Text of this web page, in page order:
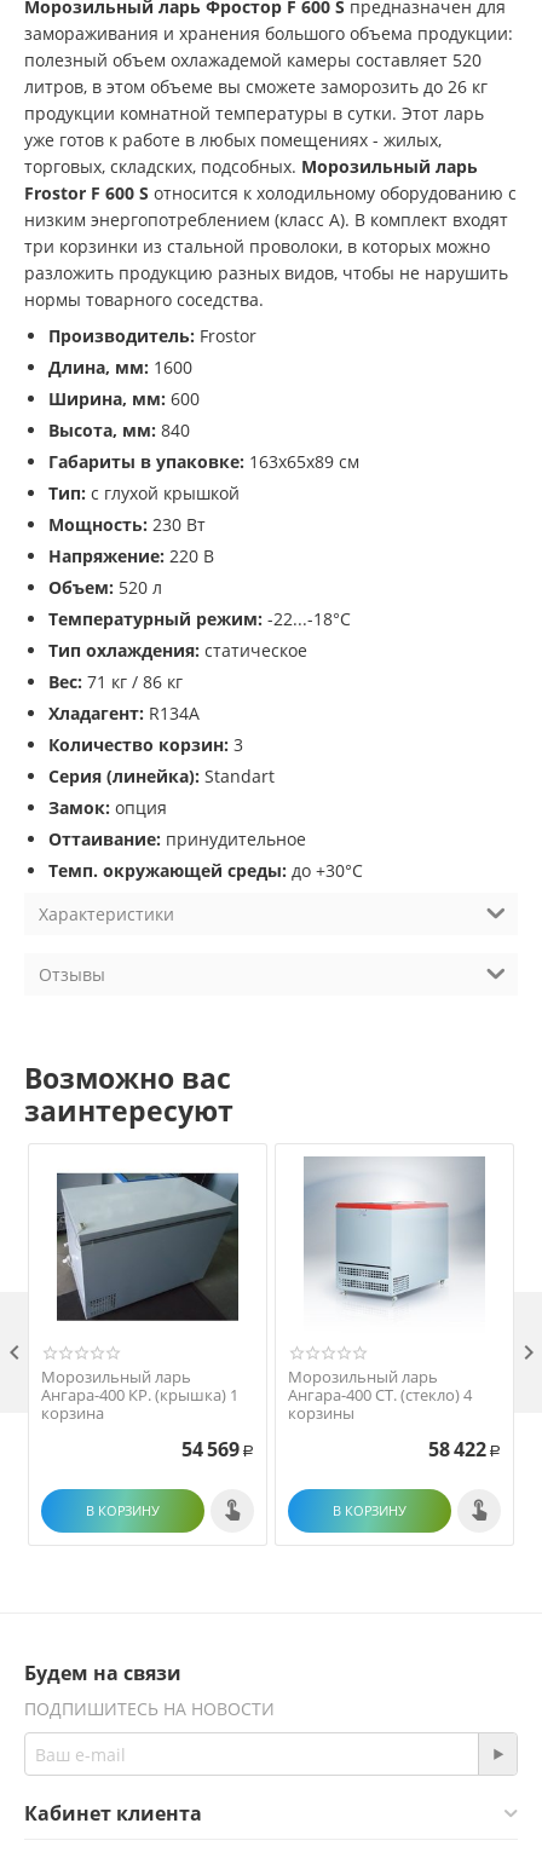
Морозильный ларь Фростор F 600 S предназначен для
замораживания и хранения большого объема продукции:
полезный объем охлажадемой камеры составляет 520
литров, в этом объеме вы сможете заморозить до 26 кг
продукции комнатной температуры в сутки. Этот ларь
уже готов к работе в любых помещениях - жилых,
торговых, складских, подсобных. Морозильный ларь
Frostor F 600 S относится к холодильному оборудованию с
низким энергопотреблением (класс А). В комплект входят
три корзинки из стальной проволоки, в которых можно
разложить продукцию разных видов, чтобы не нарушить
нормы товарного соседства.
Производитель: Frostor
Длина, мм: 1600
Ширина, мм: 600
Высота, мм: 840
Габариты в упаковке: 163х65х89 см
Тип: с глухой крышкой
Мощность: 230 Вт
Напряжение: 220 В
Объем: 520 л
Температурный режим: -22...-18°С
Тип охлаждения: статическое
Вес: 71 кг / 86 кг
Хладагент: R134A
Количество корзин: 3
Серия (линейка): Standart
Замок: опция
Оттаивание: принудительное
Темп. окружающей среды: до +30°С
Характеристики
Отзывы
Возможно вас
заинтересуют
Морозильный ларь
Ангара-400 КР. (крышка) 1
корзина
54 569 Р
В КОРЗИНУ
Морозильный ларь
Ангара-400 СТ. (стекло) 4
корзины
58 422 Р
В КОРЗИНУ
 
Будем на связи
ПОДПИШИТЕСЬ НА НОВОСТИ
Кабинет клиента